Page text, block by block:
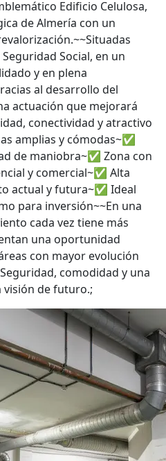
Edificio Celulosa,
de Almería con un
Social, en un
y en plena
al desarrollo del
actuación que mejorará
conectividad y atractivo
amplias y cómodas~✅
de maniobra~✅ Zona con
y comercial~✅ Alta
actual y futura~✅ Ideal
para inversión~~En una
cada vez tiene más
una oportunidad
con mayor evolución
comodidad y una
de futuro.;